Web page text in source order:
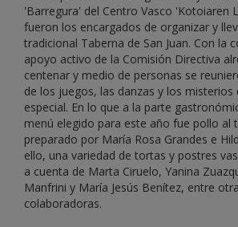
'Barregura' del Centro Vasco 'Kotoiaren
fueron los encargados de organizar y
tradicional Taberna de San Juan. Con la
apoyo activo de la Comisión Directiva
centenar y medio de personas se
de los juegos, las danzas y los misterios
especial. En lo que a la parte
menú elegido para este año fue pollo al
preparado por María Rosa Grandes e
ello, una variedad de tortas y postres
a cuenta de Marta Ciruelo, Yanina
Manfrini y María Jesús Benítez, entre
colaboradoras.